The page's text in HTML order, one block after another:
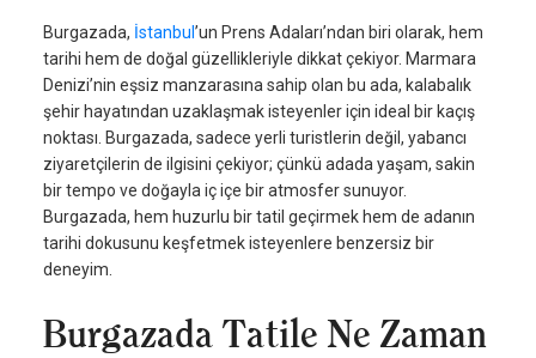
Burgazada, İstanbul ’un Prens Adaları’ndan biri olarak, hem
tarihi hem de doğal güzellikleriyle dikkat çekiyor. Marmara
Denizi’nin eşsiz manzarasına sahip olan bu ada, kalabalık
şehir hayatından uzaklaşmak isteyenler için ideal bir kaçış
noktası. Burgazada, sadece yerli turistlerin değil, yabancı
ziyaretçilerin de ilgisini çekiyor; çünkü adada yaşam, sakin
bir tempo ve doğayla iç içe bir atmosfer sunuyor.
Burgazada, hem huzurlu bir tatil geçirmek hem de adanın
tarihi dokusunu keşfetmek isteyenlere benzersiz bir
deneyim.
Burgazada Tatile Ne Zaman